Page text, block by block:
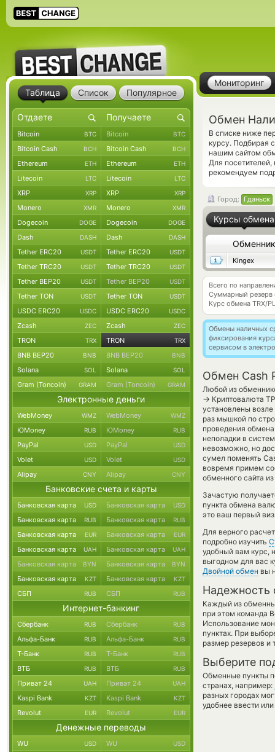
Мониторинг
Обмен
В списке ниже
курсу. Подбирая
нашим сайтом
Для
рекомендуем
Город: Гданьск
Курсы обмена
Обменник
Kingex
Всего по
Суммарный резерв
Курс обмена TRX/
Обмены наличных
фиксирования
сервисом в
Обмен Cash
Любой из
→ Криптовалюта
установлены
раз мышкой по
проведения
неполадки в
невозможно, но
сумел поменять
вовремя примем
обменного сайта
Зачастую
пункта обмена
это ваш первый
Для верного
подробно изучить
удобный вам курс,
выгодном для вас
Двойной обмен вы
Надежность
Каждый из
при этом команда
Использование
пунктах. При
размер резервов и
Выберите
Обменные пункты
странах, например:
разных городах
удобнее ввести
Таблица Список Популярное
Bitcoin BTC Bitcoin BTC
Bitcoin Cash BCH Bitcoin Cash BCH
Ethereum ETH Ethereum ETH
Litecoin LTC Litecoin LTC
XRP XRP XRP XRP
Monero XMR Monero XMR
Dogecoin DOGE Dogecoin DOGE
Dash DASH Dash DASH
Tether ERC20 USDT Tether ERC20 USDT
Tether TRC20 USDT Tether TRC20 USDT
Tether BEP20 USDT Tether BEP20 USDT
Tether TON USDT Tether TON USDT
USDC ERC20 USDC USDC ERC20 USDC
Zcash ZEC Zcash ZEC
TRON TRX TRON TRX
BNB BEP20 BNB BNB BEP20 BNB
Solana SOL Solana SOL
Gram (Toncoin) GRAM Gram (Toncoin) GRAM
Электронные деньги
WebMoney WMZ WebMoney WMZ
ЮMoney RUB ЮMoney RUB
PayPal USD PayPal USD
Volet USD Volet USD
Alipay CNY Alipay CNY
Банковские счета и карты
Банковская карта USD Банковская карта USD
Банковская карта RUB Банковская карта RUB
Банковская карта EUR Банковская карта EUR
Банковская карта UAH Банковская карта UAH
Банковская карта BYN Банковская карта BYN
Банковская карта KZT Банковская карта KZT
СБП RUB СБП RUB
Интернет-банкинг
Сбербанк RUB Сбербанк RUB
Альфа-Банк RUB Альфа-Банк RUB
Т-Банк RUB Т-Банк RUB
ВТБ RUB ВТБ RUB
Приват 24 UAH Приват 24 UAH
Kaspi Bank KZT Kaspi Bank KZT
Revolut EUR Revolut EUR
Денежные переводы
WU USD WU USD